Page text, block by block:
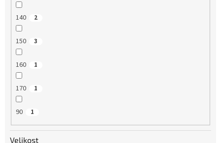
140 2
150 3
160 1
170 1
90 1
Velikost